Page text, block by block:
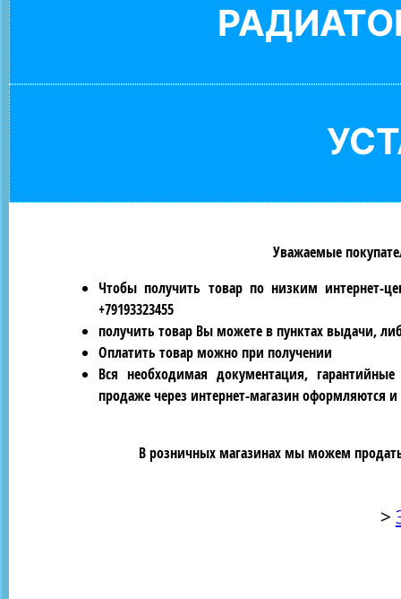
Уважаемые
Чтобы получить товар по низким интернет-
+79193323455
получить товар Вы можете в пунктах выдачи,
Оплатить товар можно при получении
Вся необходимая документация,
продаже через интернет-магазин оформляются
В розничных магазинах мы можем
>